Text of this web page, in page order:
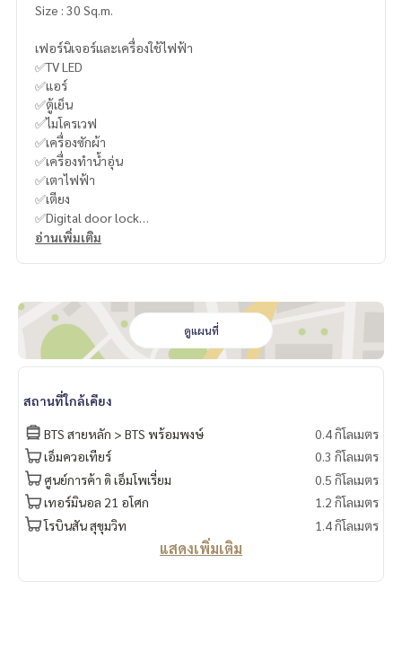
Size : 30 Sq.m.
เฟอร์นิเจอร์และเครื่องใช้ไฟฟ้า
✅TV LED
✅แอร์
✅ตู้เย็น
✅ไมโครเวฟ
✅เครื่องซักผ้า
✅เครื่องทำน้ำอุ่น
✅เตาไฟฟ้า
✅เตียง
✅Digital door lock
“สวย” เต็มไปหมด นี่คือ Noble State 39 โครงการใหม่ตั้งอยู่ใจกล
างพร้อมพงษ์สุขุมวิท 39
คอนโดออกแบบด้วยสถาปัตยกรรมแบบ Art Deco ซึ่งเป็นหนึ่งใน
Art Movement ที่มีทั้งความคลาสสิค หรูหรา และร่วมสมัย เป็นที่นื
ยมในช่วง 1920s-1930s ตัวอย่างของสถาปัตยกรรมยุค Art Deco
ที่ดังๆ ก็คือ ตึก Empire State Building ณ New York นั่นเอง
Art Deco เป็นหนึ่งใน interior ที่ขึ้นชื่อว่าแต่งให้สวยยาก แต่ถ้าทำ
ได้จะเป็นอะไรที่มีเอกลักษณ์มากๆ ซึ่ง interior ของที่นี่ทำออกมาไ
ด้สวยและร่วมสมัยมาก
Noble State 39
ได้รับรางวัล BCI Asia Top 10 Developers Award 2021
อ่านเพิ่มเติม
ดูแผนที่
สถานที่ใกล้เคียง
BTS สายหลัก > BTS พร้อมพงษ์
0.4 กิโลเมตร
เอ็มควอเทียร์
0.3 กิโลเมตร
ศูนย์การค้า ดิ เอ็มโพเรี่ยม
0.5 กิโลเมตร
เทอร์มินอล 21 อโศก
1.2 กิโลเมตร
โรบินสัน สุขุมวิท
1.4 กิโลเมตร
แสดงเพิ่มเติม